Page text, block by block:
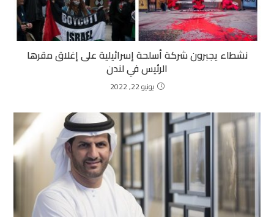
نشطاء يجبرون شركة أسلحة إسرائيلية على إغلاق مقرها
الرئيس في لندن
يونيو 22, 2022